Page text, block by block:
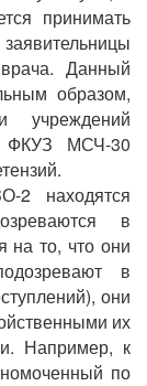
принимать
Данный
образом,
учреждений
ФКУЗ МСЧ-30
2 находятся
в
на то, что они
в
они
их
Например, к
по